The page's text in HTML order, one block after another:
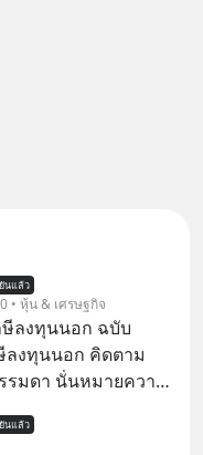
นแล้ว
• หุ้น & เศรษฐกิจ
ลงทุนนอก ฉบับ
ลงทุนนอก คิดตาม
รมดา นั่นหมายความ
นแล้ว